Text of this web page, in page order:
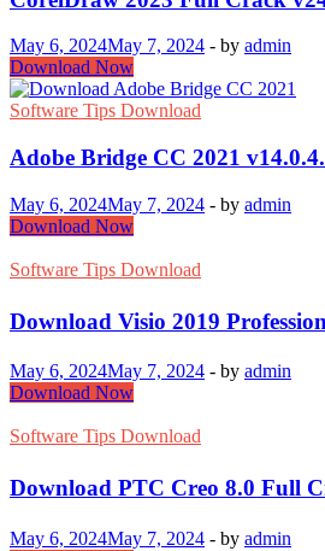
Full
Crack
May 6, 2024May 7, 2024 - by admin
CorelDraw
2023
Full
v24.5.0.733
Download Now
Software Tips Download
Adobe Bridge CC 2021
May 6, 2024May 7, 2024 - by admin
Adobe
CC
v14.0.4.222
Full
2024
Download Now
Software Tips Download
Download Visio 2019
May 6, 2024May 7, 2024 - by admin
Download
2019
Full
Crack
Download Now
Software Tips Download
Download PTC Creo 8.0 Full
May 6, 2024May 7, 2024 - by admin